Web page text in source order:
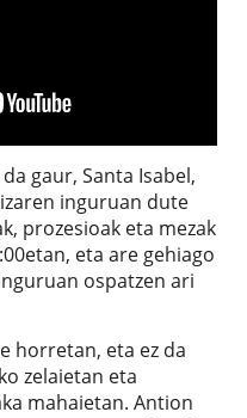
gaur, Santa Isabel,
inguruan dute
prozesioak eta mezak
eta are gehiago
ospatzen ari
horretan, eta ez da
zelaietan eta
mahaietan. Antion